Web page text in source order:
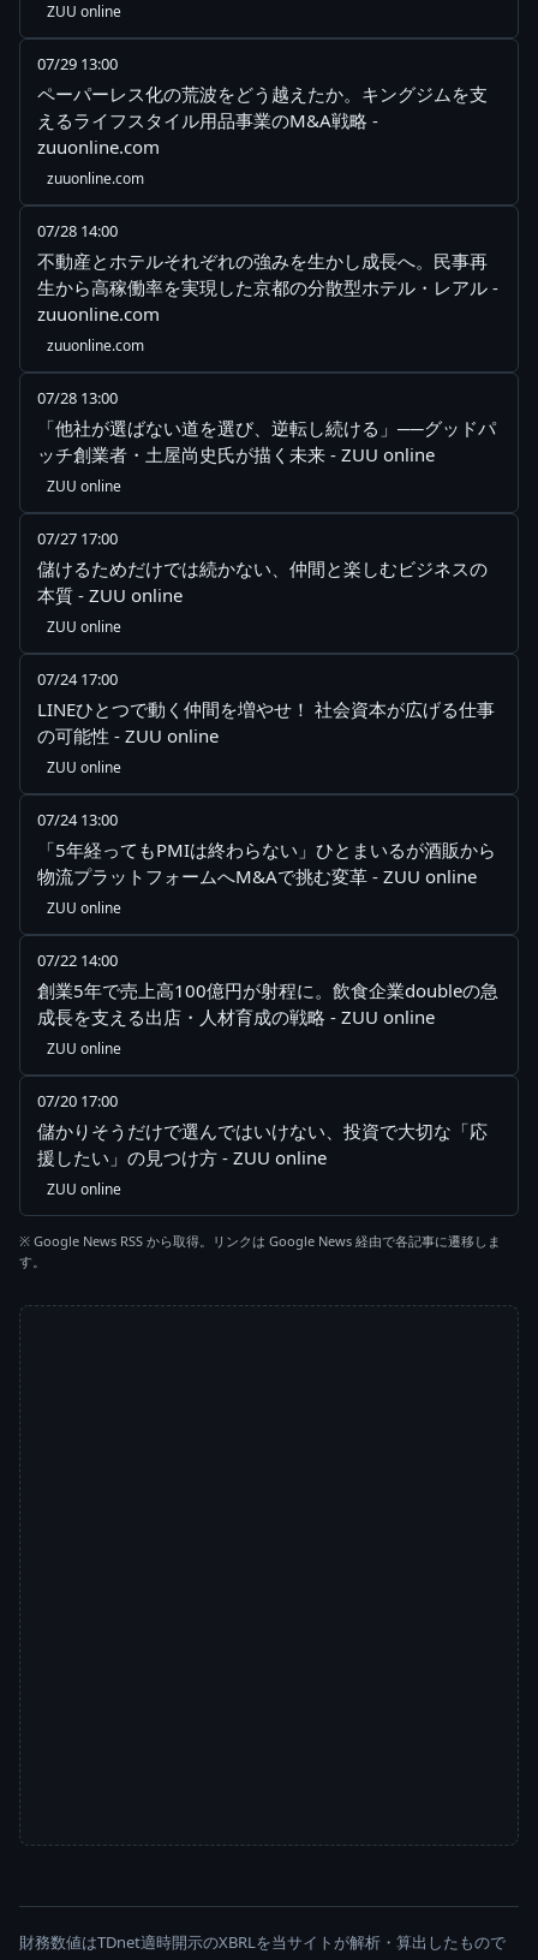
ZUU online
07/29 13:00
ペーパーレス化の荒波をどう越えたか。キングジムを支
えるライフスタイル用品事業のM&A戦略 -
zuuonline.com
zuuonline.com
07/28 14:00
不動産とホテルそれぞれの強みを生かし成長へ。民事再
生から高稼働率を実現した京都の分散型ホテル・レアル -
zuuonline.com
zuuonline.com
07/28 13:00
「他社が選ばない道を選び、逆転し続ける」──グッドパ
ッチ創業者・土屋尚史氏が描く未来 - ZUU online
ZUU online
07/27 17:00
儲けるためだけでは続かない、仲間と楽しむビジネスの
本質 - ZUU online
ZUU online
07/24 17:00
LINEひとつで動く仲間を増やせ！ 社会資本が広げる仕事
の可能性 - ZUU online
ZUU online
07/24 13:00
「5年経ってもPMIは終わらない」ひとまいるが酒販から
物流プラットフォームへM&Aで挑む変革 - ZUU online
ZUU online
07/22 14:00
創業5年で売上高100億円が射程に。飲食企業doubleの急
成長を支える出店・人材育成の戦略 - ZUU online
ZUU online
07/20 17:00
儲かりそうだけで選んではいけない、投資で大切な「応
援したい」の見つけ方 - ZUU online
ZUU online
※ Google News RSS から取得。リンクは Google News 経由で各記事に遷移しま
す。
財務数値はTDnet適時開示のXBRLを当サイトが解析・算出したもので